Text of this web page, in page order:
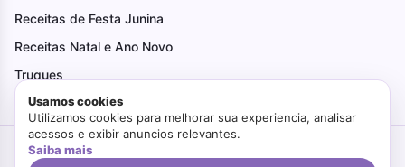
Receitas de Festa Junina
Receitas Natal e Ano Novo
Truques
Criado com Amor
Usamos cookies
Utilizamos cookies para melhorar sua experiencia, analisar
acessos e exibir anuncios relevantes.
Saiba mais